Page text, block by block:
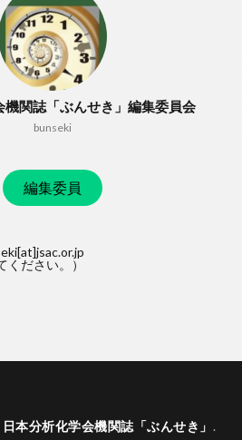
機関誌「ぶんせき」編集委員会
bunseki
編集委員
ください。）
日本分析化学会機関誌「ぶんせき」 .